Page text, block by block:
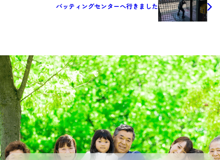
バッティングセンターへ行きました